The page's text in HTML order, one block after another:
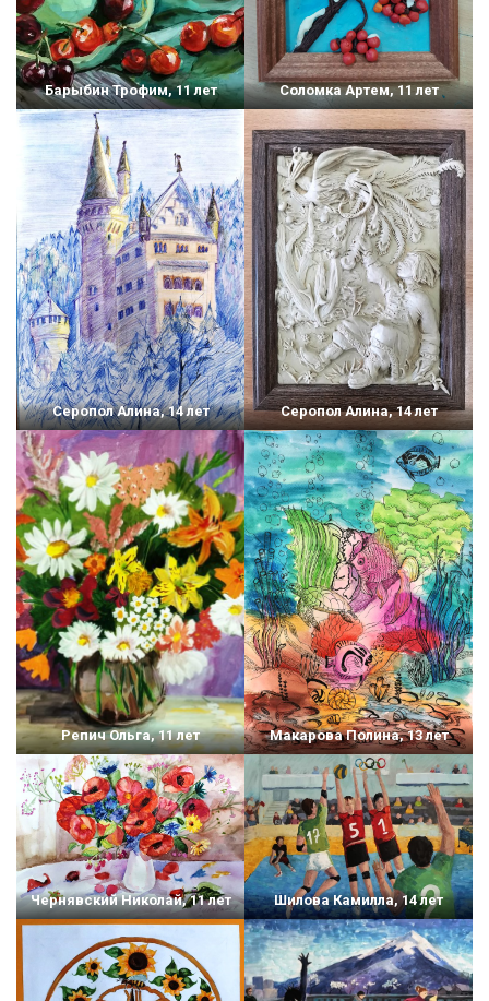
Барыбин Трофим, 11 лет Соломка Артем, 11 лет
Серопол Алина, 14 лет Серопол Алина, 14 лет
Репич Ольга, 11 лет Макарова Полина, 13 лет
Чернявский Николай, 11 лет Шилова Камилла, 14 лет